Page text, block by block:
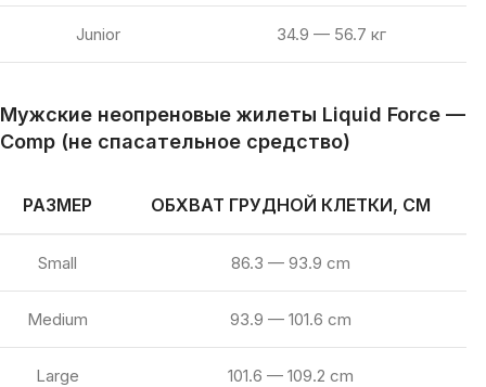
Junior 34.9 — 56.7 кг
Мужские неопреновые жилеты Liquid Force —
Comp (не спасательное средство)
РАЗМЕР ОБХВАТ ГРУДНОЙ КЛЕТКИ, СМ
Small 86.3 — 93.9 cm
Medium 93.9 — 101.6 cm
Large 101.6 — 109.2 cm